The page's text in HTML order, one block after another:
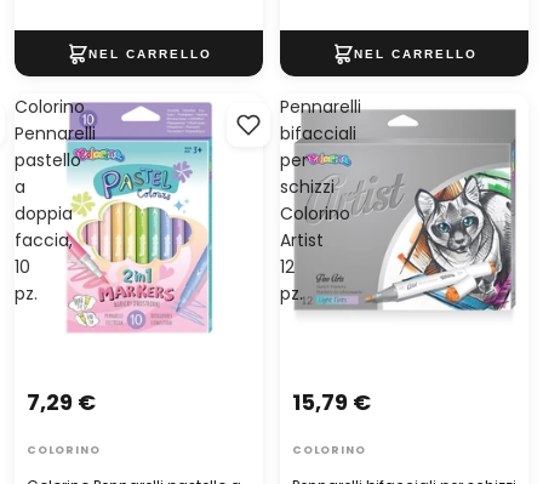
Colorino
Pennarelli
pastello
a
doppia
faccia,
10
pz.
7,29 €
COLORINO
Pennarelli
bifacciali
per
schizzi
Colorino
Artist
12
pz.
15,79 €
COLORINO